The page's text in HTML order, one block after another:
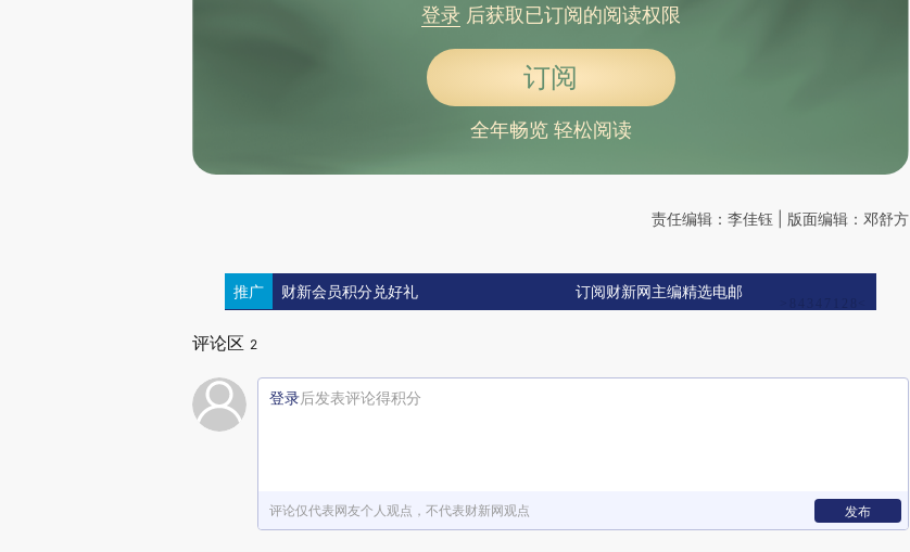
登录后获取已订阅的阅读权限
订阅
全年畅览 轻松阅读
责任编辑：李佳钰 | 版面编辑：邓舒方
推广 财新会员积分兑好礼 订阅财新网主编精选电邮
评论区 2
登录后发表评论得积分
评论仅代表网友个人观点，不代表财新网观点 发布